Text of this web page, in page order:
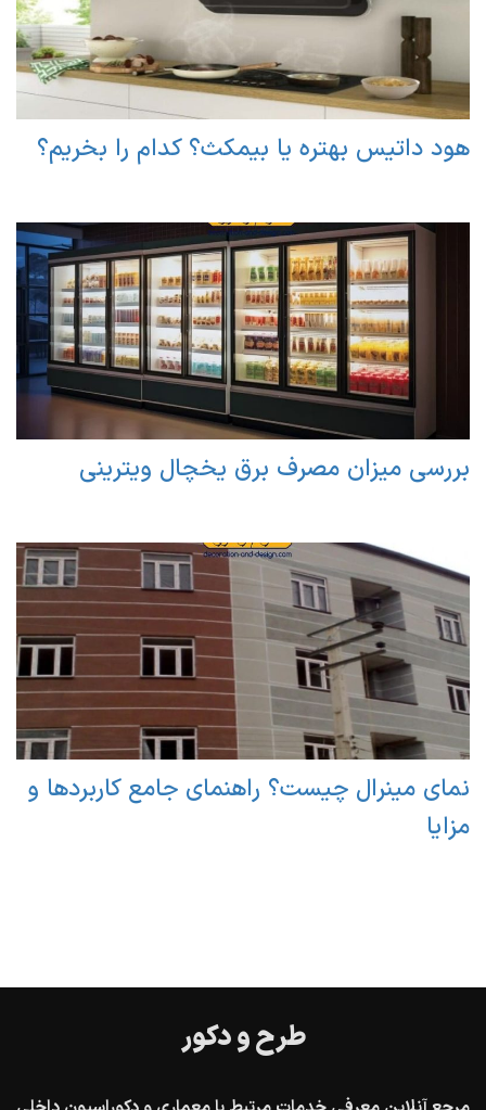
هود داتیس بهتره یا بیمکث؟ کدام را بخریم؟
بررسی میزان مصرف برق یخچال ویترینی
نمای مینرال چیست؟ راهنمای جامع کاربردها و
مزایا
طرح و دکور